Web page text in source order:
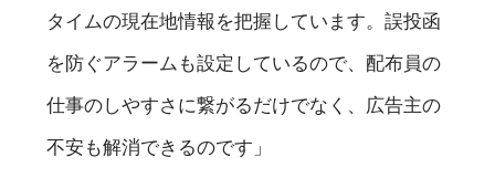
タイムの現在地情報を把握しています。誤投函
を防ぐアラームも設定しているので、配布員の
仕事のしやすさに繋がるだけでなく、広告主の
不安も解消できるのです」